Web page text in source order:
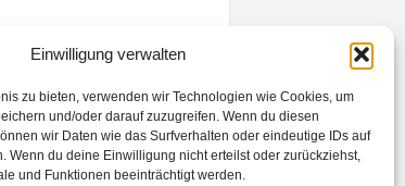
Einwilligung verwalten
zu bieten, verwenden wir Technologien wie Cookies, um
und/oder darauf zuzugreifen. Wenn du diesen
wir Daten wie das Surfverhalten oder eindeutige IDs auf
Wenn du deine Einwilligung nicht erteilst oder zurückziehst,
und Funktionen beeinträchtigt werden.